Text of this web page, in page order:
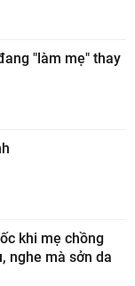
"làm mẹ" thay
khi mẹ chồng
nghe mà sởn da